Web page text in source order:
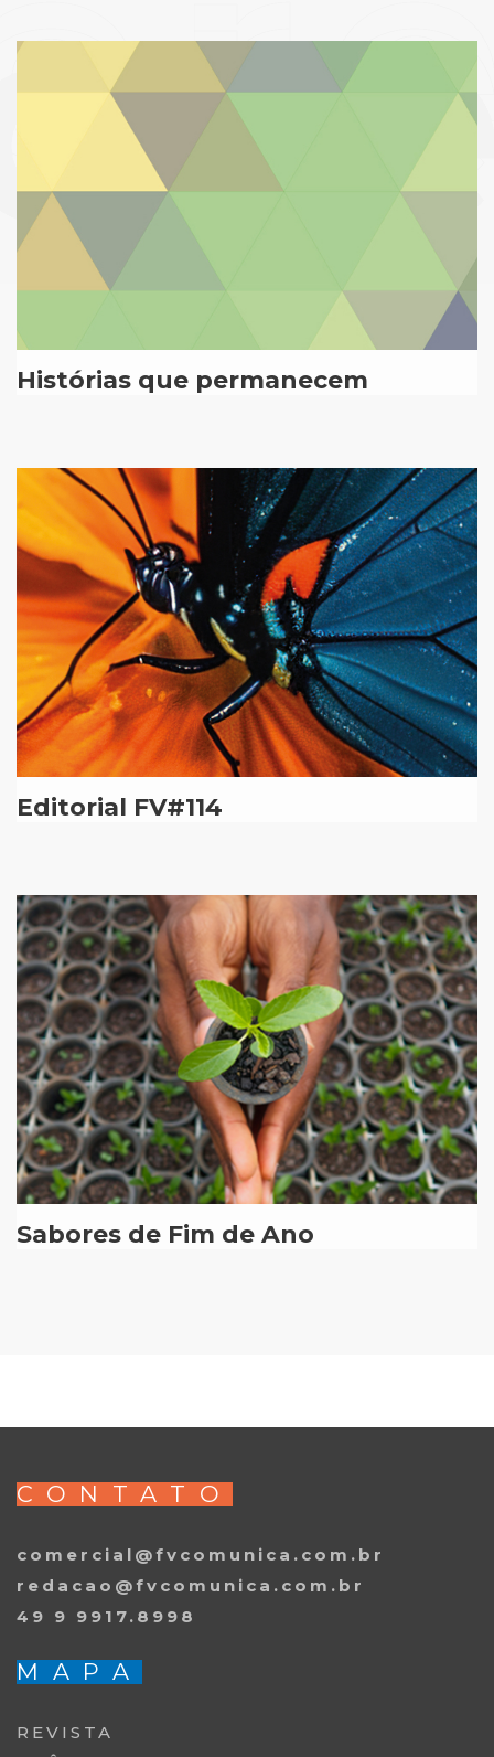
Histórias que permanecem
Editorial FV#114
Sabores de Fim de Ano
CONTATO
comercial@fvcomunica.com.br
redacao@fvcomunica.com.br
49 9 9917.8998
MAPA
REVISTA